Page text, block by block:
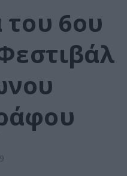
του 6ου